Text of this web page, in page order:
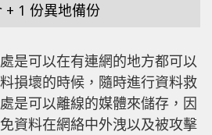
+ 1 份異地備份
是可以在有連網的地方都可以
損壞的時候，隨時進行資料救
是可以離線的媒體來儲存，因
資料在網絡中外洩以及被攻擊